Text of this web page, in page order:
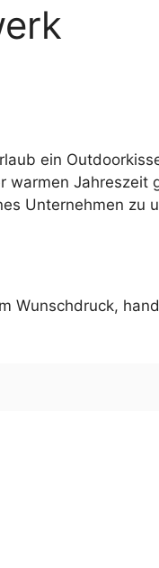
ein
warmen Jahreszeit
Unternehmen zu
Wunschdruck,